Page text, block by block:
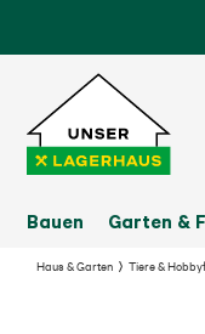
Bauen Garten &
Haus & Garten Tiere &